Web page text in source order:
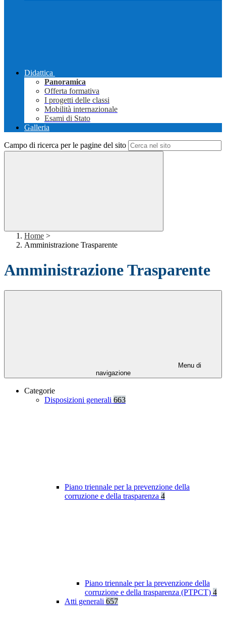
Didattica
Panoramica
Offerta formativa
I progetti delle classi
Mobilità internazionale
Esami di Stato
Galleria
Campo di ricerca per le pagine del sito
Home >
Amministrazione Trasparente
Amministrazione Trasparente
Menu di
navigazione
Categorie
Disposizioni generali 663
Piano triennale per la prevenzione della
corruzione e della trasparenza 4
Piano triennale per la prevenzione della
corruzione e della trasparenza (PTPCT) 4
Atti generali 657